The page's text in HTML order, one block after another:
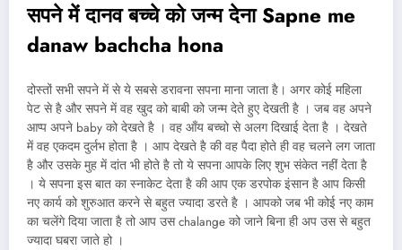
सपने में दानव बच्चे को जन्म देना Sapne me
danaw bachcha hona
दोस्तों सभी सपने में से ये सबसे डरावना सपना माना जाता है। अगर कोई महिला
पेट से है और सपने में वह खुद को बाबी को जन्म देते हुए देखती है । जब वह अपने
आप्प अपने baby को देखते है । वह आँय बच्चो से अलग दिखाई देता है । देखते
में वह एकदम दुर्लभ होता है । आप देखते है की वह पैदा होते ही वह चलने लग जाता
है और उसके मुह में दांत भी होते है तो ये सपना आपके लिए शुभ संकेत नहीं देता है
। ये सपना इस बात का स्नाकेट देता है की आप एक डरपोक इंसान है आप किसी
नए कार्य को शुरुआत करने से बहुत ज्यादा डरते है । आपको जब भी कोई नए काम
का चलेंगे दिया जाता है तो आप उस chalange को जाने बिना ही अप उस से बहुत
ज्यादा घबरा जाते हो ।